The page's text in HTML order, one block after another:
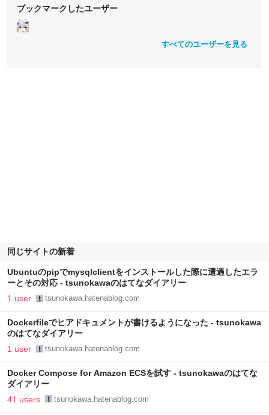
ブックマークしたユーザー
すべてのユーザーを見る
同じサイトの新着
Ubuntuのpipでmysqlclientをインストールした際に遭遇したエラ
ーとその対応 - tsunokawaのはてなダイアリー
1 user tsunokawa.hatenablog.com
Dockerfileでヒアドキュメントが書けるようになった - tsunokawa
のはてなダイアリー
1 user tsunokawa.hatenablog.com
Docker Compose for Amazon ECSを試す - tsunokawaのはてな
ダイアリー
41 users tsunokawa.hatenablog.com